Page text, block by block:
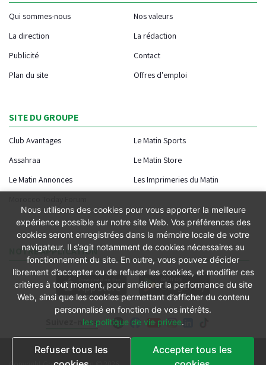
Suivez-nous
Qui sommes-nous
Nos valeurs
La direction
La rédaction
Publicité
Contact
Plan du site
Offres d'emploi
SITE DU GROUPE
Club Avantages
Le Matin Sports
Assahraa
Le Matin Store
Le Matin Annonces
Les Imprimeries du Matin
NOTRE APPLICATION
Conditions générales
Nous utilisons des cookies pour vous apporter la meilleure
expérience possible sur notre site Web. Vos préférences des
cookies seront enregistrées dans la mémoire locale de votre
navigateur. Il s’agit notamment de cookies nécessaires au
fonctionnement du site. En outre, vous pouvez décider
librement d’accepter ou de refuser les cookies, et modifier ces
critères à tout moment, pour améliorer la performance du site
Web, ainsi que les cookies permettant d’afficher du contenu
personnalisé en fonction de vos intérêts.
les politique de vie privee.
Refuser tous les
Accepter tous les